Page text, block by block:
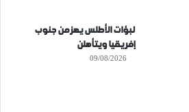
لبؤات الأطلس يهزمن جنوب
إفريقيا ويتأهلن
09/08/2026